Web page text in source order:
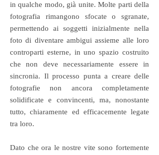
in qualche modo, già unite. Molte parti della
fotografia rimangono sfocate o sgranate,
permettendo ai soggetti inizialmente nella
foto di diventare ambigui assieme alle loro
controparti esterne, in uno spazio costruito
che non deve necessariamente essere in
sincronia. Il processo punta a creare delle
fotografie non ancora completamente
solidificate e convincenti, ma, nonostante
tutto, chiaramente ed efficacemente legate
tra loro.
Dato che ora le nostre vite sono fortemente